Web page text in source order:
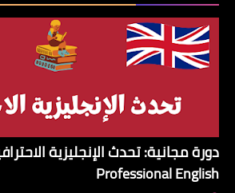
Professional English